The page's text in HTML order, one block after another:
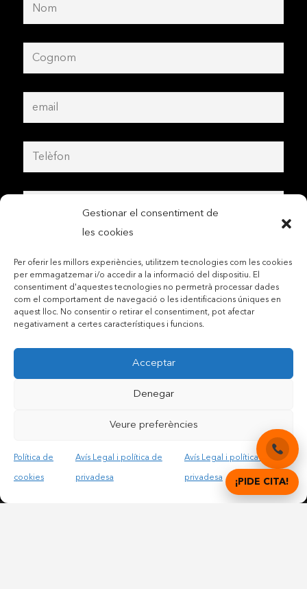
Gestionar el consentiment de
les cookies
Per oferir les millors experiències, utilitzem tecnologies com les cookies
per emmagatzemar i/o accedir a la informació del dispositiu. El
consentiment d'aquestes tecnologies no permetrà processar dades
com el comportament de navegació o les identificacions úniques en
aquest lloc. No consentir o retirar el consentiment, pot afectar
negativament a certes característiques i funcions.
Acceptar
Denegar
Veure preferències
Política de
cookies
Avís Legal i política de
privadesa
Avís Legal i política de
privadesa
Contactar per telèfon mòbil
Accepto les condicions legals i la política de privadesa
¡PIDE CITA!